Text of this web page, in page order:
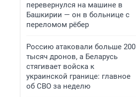
перевернулся на машине в
Башкирии — он в больнице с
переломом рёбер
Россию атаковали больше 200
тысяч дронов, а Беларусь
стягивает войска к
украинской границе: главное
об СВО за неделю